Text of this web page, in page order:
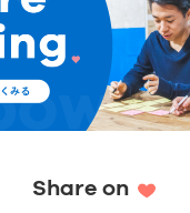
Share on